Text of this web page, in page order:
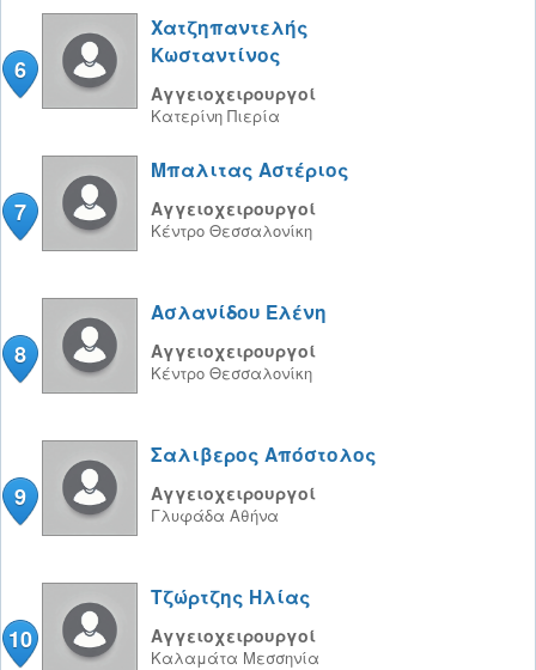
6
Χατζηπαντελής
Κωσταντίνος
Αγγειοχειρουργοί
Κατερίνη Πιερία
7
Μπαλιτας Αστέριος
Αγγειοχειρουργοί
Κέντρο Θεσσαλονίκη
8
Ασλανίδου Ελένη
Αγγειοχειρουργοί
Κέντρο Θεσσαλονίκη
9
Σαλιβερος Απόστολος
Αγγειοχειρουργοί
Γλυφάδα Αθήνα
10
Τζώρτζης Ηλίας
Αγγειοχειρουργοί
Καλαμάτα Μεσσηνία